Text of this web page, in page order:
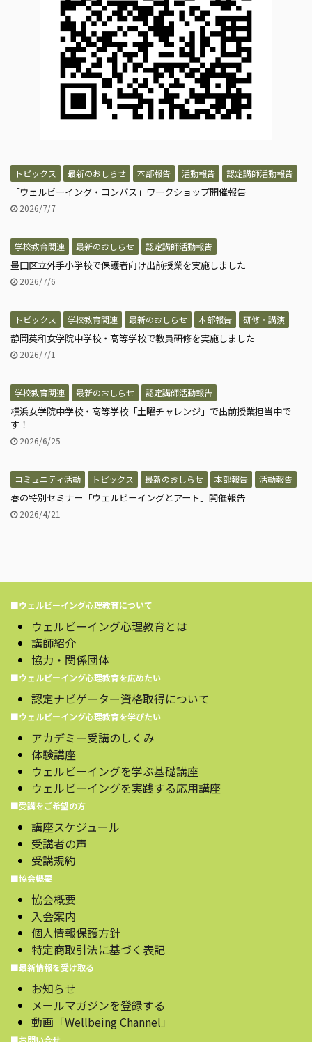
トピックス 最新のおしらせ 本部報告 活動報告 認定講師活動報告
「ウェルビーイング・コンパス」ワークショップ開催報告
2026/7/7
学校教育関連 最新のおしらせ 認定講師活動報告
墨田区立外手小学校で保護者向け出前授業を実施しました
2026/7/6
トピックス 学校教育関連 最新のおしらせ 本部報告 研修・講演
静岡英和女学院中学校・高等学校で教員研修を実施しました
2026/7/1
学校教育関連 最新のおしらせ 認定講師活動報告
横浜女学院中学校・高等学校「土曜チャレンジ」で出前授業担当中で
す！
2026/6/25
コミュニティ活動 トピックス 最新のおしらせ 本部報告 活動報告
春の特別セミナー「ウェルビーイングとアート」開催報告
2026/4/21
■ウェルビーイング心理教育について
ウェルビーイング心理教育とは
講師紹介
協力・関係団体
■ウェルビーイング心理教育を広めたい
認定ナビゲーター資格取得について
■ウェルビーイング心理教育を学びたい
アカデミー受講のしくみ
体験講座
ウェルビーイングを学ぶ基礎講座
ウェルビーイングを実践する応用講座
■受講をご希望の方
講座スケジュール
受講者の声
受講規約
■協会概要
協会概要
入会案内
個人情報保護方針
特定商取引法に基づく表記
■最新情報を受け取る
お知らせ
メールマガジンを登録する
動画「Wellbeing Channel」
■お問い合せ